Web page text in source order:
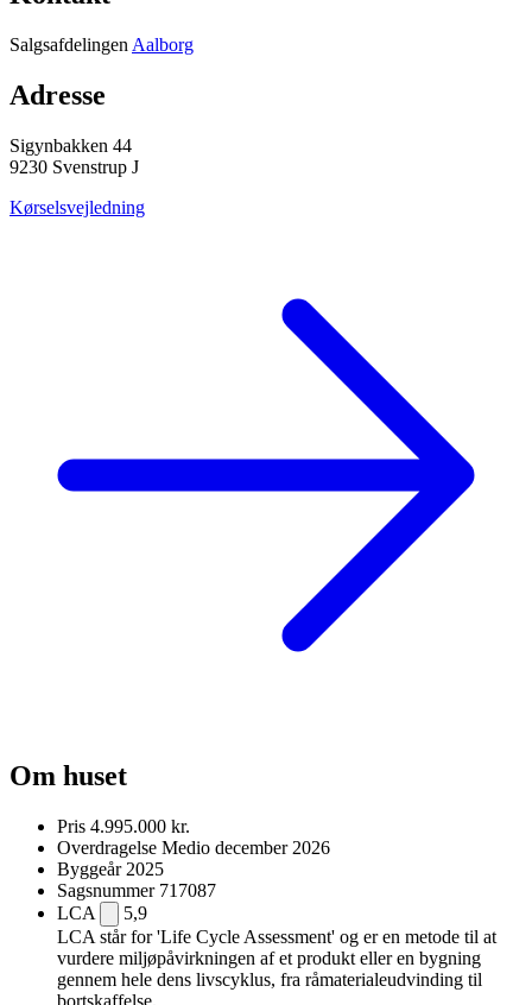
Salgsafdelingen Aalborg
Adresse
Sigynbakken 44
9230 Svenstrup J
Kørselsvejledning
Om huset
Pris 4.995.000 kr.
Overdragelse Medio december 2026
Byggeår 2025
Sagsnummer 717087
LCA
5,9
LCA står for 'Life Cycle Assessment' og er en metode til at
vurdere miljøpåvirkningen af et produkt eller en bygning
gennem hele dens livscyklus, fra råmaterialeudvinding til
bortskaffelse.